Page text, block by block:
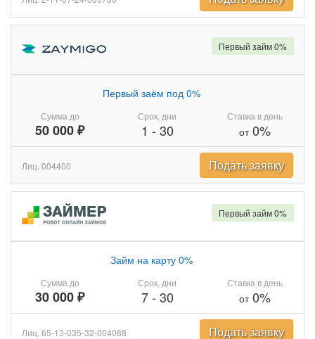
Сумма до
50 000 ₽
Первый заём под 0%
Срок, дни
1 - 30
Ставка в день
от0%
Первый займ 0%
Лиц. 004400 Подать заявку
Сумма до
30 000 ₽
Займ на карту 0%
Срок, дни
7- 30
Ставка в день
от0%
Первый займ 0%
Лиц. 65-13-035-32-004088 Подать заявку